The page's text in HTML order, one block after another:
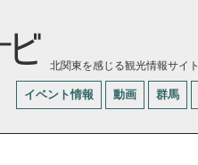
北関東を感じる観光情報サイト
イベント情報 動画 群馬